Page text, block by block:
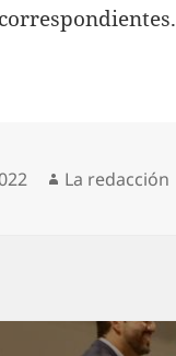
Autor
La redacción